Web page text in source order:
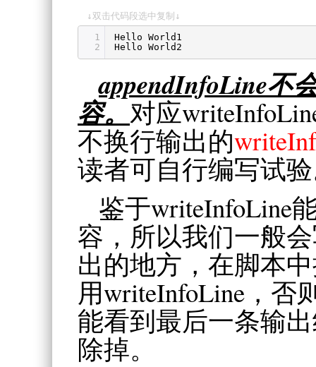
↓双击代码段选中复制↓
1
2
Hello World1
Hello World2
appendInfoLine不
容。 对应
不换行输出的
读者可自行编写试
鉴于writeInfoLine
容，所以我们一般
出的地方，在脚本
用writeInfoLine，否
能看到最后一条输
除掉。